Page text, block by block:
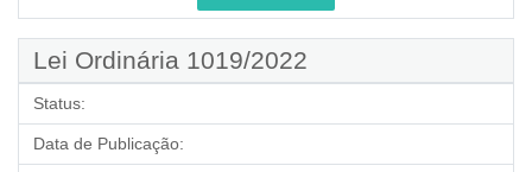
Lei Ordinária 1019/2022
Status:
Data de Publicação: